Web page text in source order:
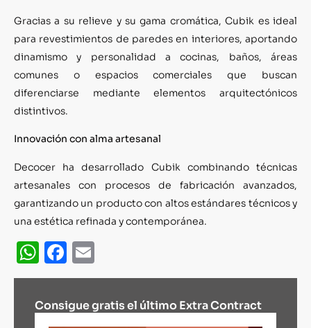
Gracias a su relieve y su gama cromática, Cubik es ideal
para revestimientos de paredes en interiores, aportando
dinamismo y personalidad a cocinas, baños, áreas
comunes o espacios comerciales que buscan
diferenciarse mediante elementos arquitectónicos
distintivos.
Innovación con alma artesanal
Decocer ha desarrollado Cubik combinando técnicas
artesanales con procesos de fabricación avanzados,
garantizando un producto con altos estándares técnicos y
una estética refinada y contemporánea.
WhatsApp
Facebook
Consigue gratis el último Extra Contract